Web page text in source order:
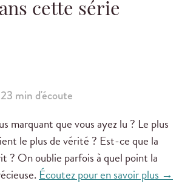
cette série
23 min d'écoute
marquant que vous ayez lu ? Le plus
le plus de vérité ? Est-ce que la
? On oublie parfois à quel point la
Écoutez pour en savoir plus →